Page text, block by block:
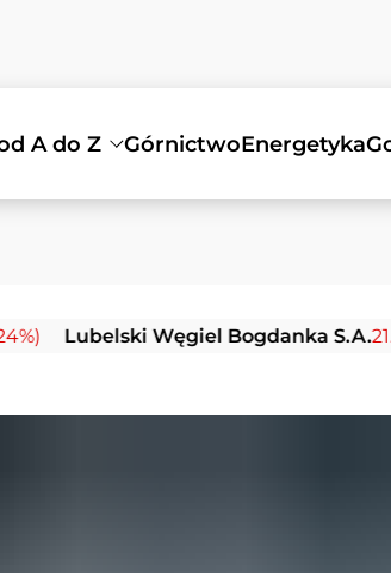
A do Z GórnictwoEnergetyka
Węgiel Bogdanka S.A.21.50